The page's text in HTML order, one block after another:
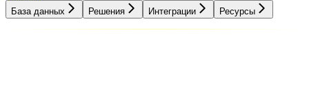
База данных Решения Интеграции Ресурсы